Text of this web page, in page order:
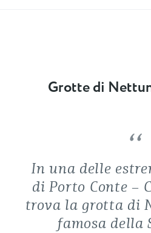
Grotte di
In una delle
di Porto Conte –
trova la grotta di
famosa della